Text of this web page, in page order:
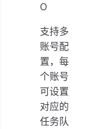
O
支持多
账号配
置，每
个账号
可设置
对应的
任务队